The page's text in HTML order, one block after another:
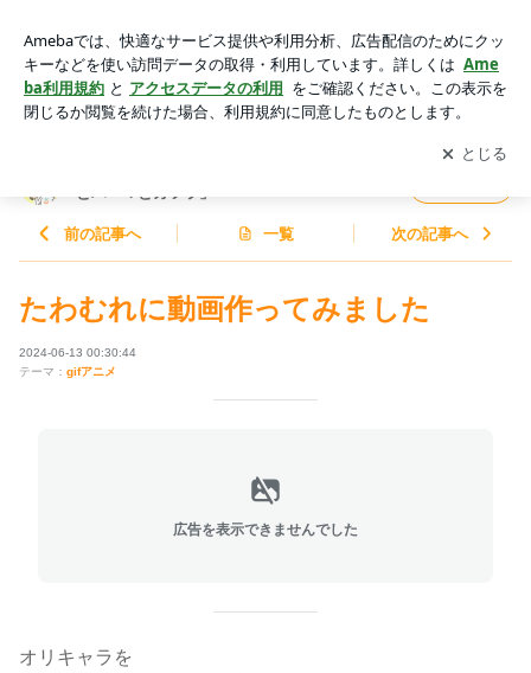
グ「トコちゃんとパーマとカツラ」Powered by Ameba
アプリをダウンロードして ブログの更新通知
を受け取りまし
ょう。
開く
とパーマとカツラ」
前の記事へ 一覧 次の記事へ
たわむれに動画作ってみました
2024-06-13 00:30:44
テーマ： gifアニメ
広告を表示できませんでした
オリキャラを